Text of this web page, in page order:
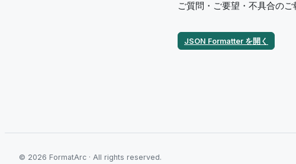
ご質問・ご要望・不具合の
JSON Formatter を開く
© 2026 FormatArc · All rights reserved.